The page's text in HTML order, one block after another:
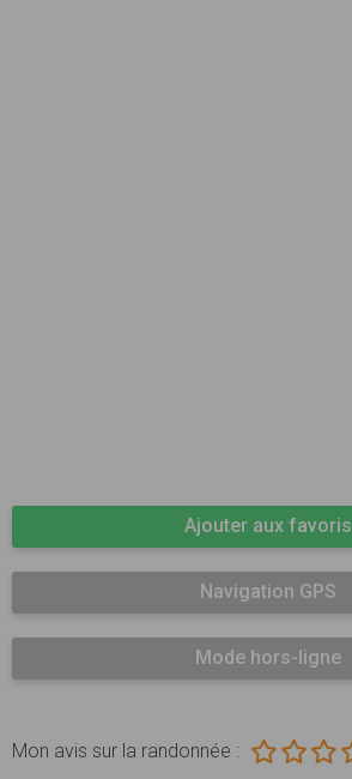
Ajouter aux favoris
Navigation GPS
Mode hors-ligne
Mon avis sur la randonnée :